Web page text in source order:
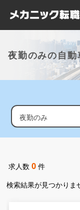
夜勤のみの自
夜勤のみ
求人数0 件
検索結果が見つかりま